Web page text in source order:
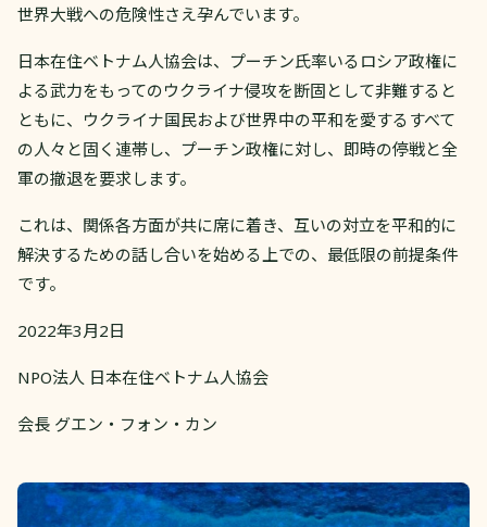
世界大戦への危険性さえ孕んでいます。
日本在住ベトナム人協会は、プーチン氏率いるロシア政権に
よる武力をもってのウクライナ侵攻を断固として非難すると
ともに、ウクライナ国民および世界中の平和を愛するすべて
の人々と固く連帯し、プーチン政権に対し、即時の停戦と全
軍の撤退を要求します。
これは、関係各方面が共に席に着き、互いの対立を平和的に
解決するための話し合いを始める上での、最低限の前提条件
です。
2022年3月2日
NPO法人 日本在住ベトナム人協会
会長 グエン・フォン・カン